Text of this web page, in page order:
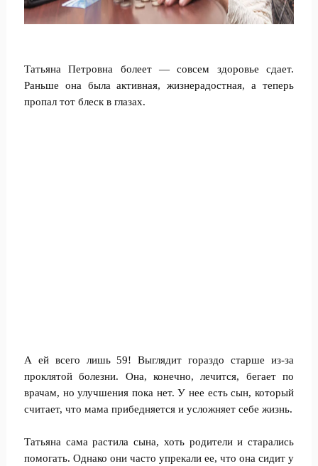
Татьяна Петровна болеет — совсем здоровье сдает.
Раньше она была активная, жизнерадостная, а теперь
пропал тот блеск в глазах.
А ей всего лишь 59! Выглядит гораздо старше из-за
проклятой болезни. Она, конечно, лечится, бегает по
врачам, но улучшения пока нет. У нее есть сын, который
считает, что мама прибедняется и усложняет себе жизнь.
Татьяна сама растила сына, хоть родители и старались
помогать. Однако они часто упрекали ее, что она сидит у